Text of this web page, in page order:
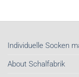
Individuelle Socken
About Schalfabrik